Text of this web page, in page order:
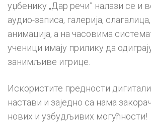
уџбенику „Дар речи” налази се и
аудио-записа, галерија,
анимација, а на часовима
ученици имају прилику да
занимљиве игрице.
Искористите предности
настави и заједно са нама
нових и узбудљивих могућности!